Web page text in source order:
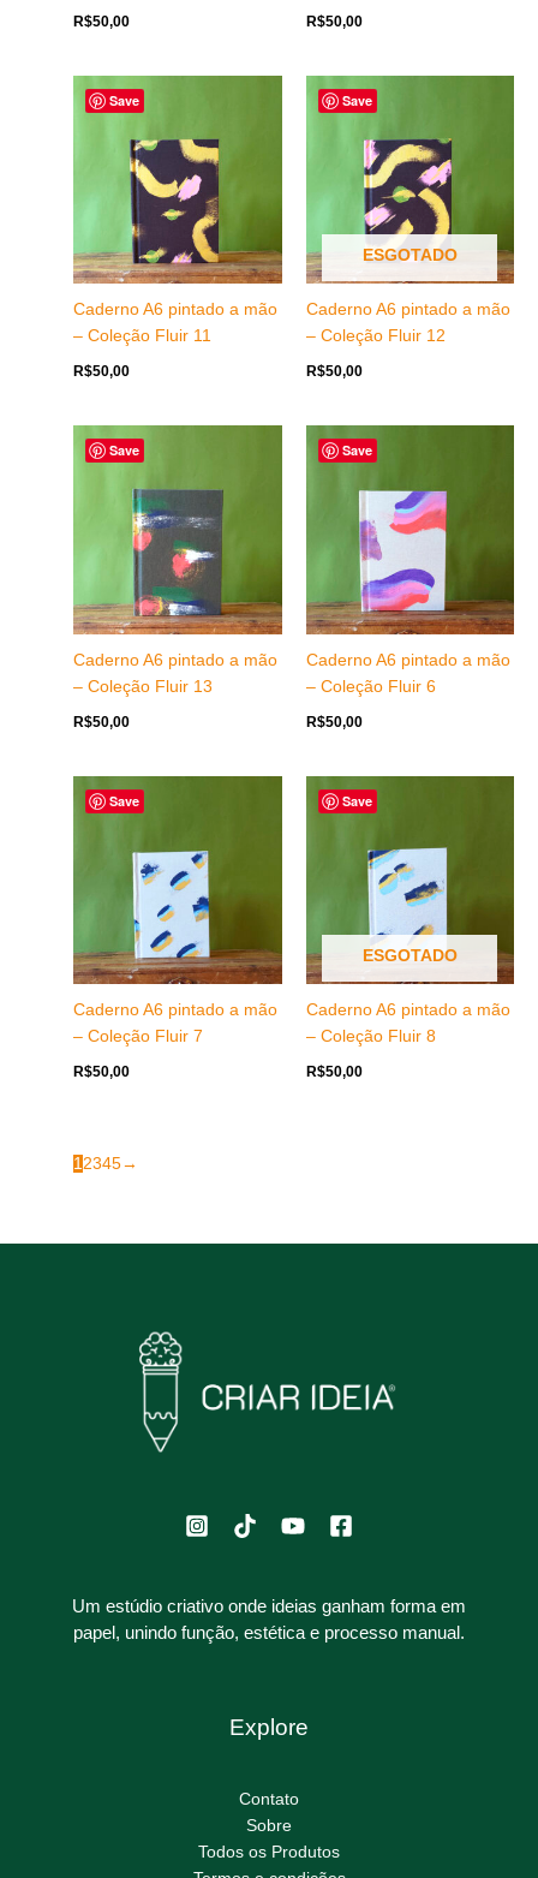
R$50,00 R$50,00
Save
Caderno A6 pintado a mão
– Coleção Fluir 11
R$50,00
Save
ESGOTADO
Caderno A6 pintado a mão
– Coleção Fluir 12
R$50,00
Save
Caderno A6 pintado a mão
– Coleção Fluir 13
R$50,00
Save
Caderno A6 pintado a mão
– Coleção Fluir 6
R$50,00
Save
Caderno A6 pintado a mão
– Coleção Fluir 7
R$50,00
Save
ESGOTADO
Caderno A6 pintado a mão
– Coleção Fluir 8
R$50,00
1 2345→
Um estúdio criativo onde ideias ganham forma em
papel, unindo função, estética e processo manual.
Explore
Contato
Sobre
Todos os Produtos